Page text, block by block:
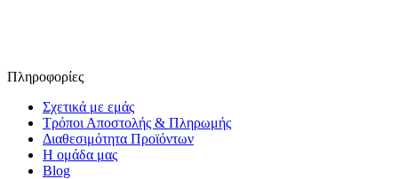
Πληροφορίες
Σχετικά με εμάς
Τρόποι Αποστολής & Πληρωμής
Διαθεσιμότητα Προϊόντων
Η ομάδα μας
Blog